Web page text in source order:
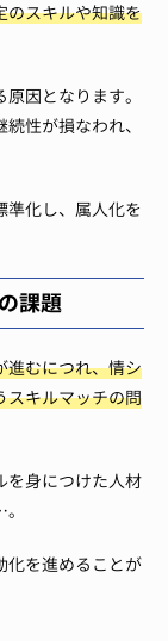
のスキルや知識を
因となります。
性が損なわれ、
化し、属人化を
課題
進むにつれ、情シ
スキルマッチの問
を身につけた人材
化を進めることが